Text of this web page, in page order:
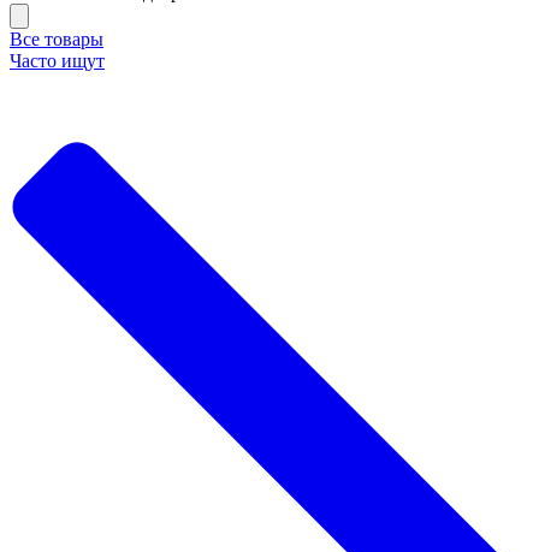
Все товары
Часто ищут